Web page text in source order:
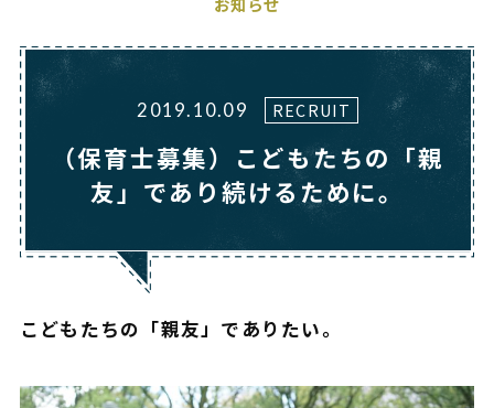
2019.10.09 RECRUIT
（保育士募集）こどもたちの「親
友」であり続けるために。
こどもたちの「親友」でありたい。